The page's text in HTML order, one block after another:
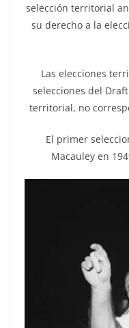
selección territorial
su derecho a la
Las elecciones
selecciones del
territorial, no
El primer
Macauley en